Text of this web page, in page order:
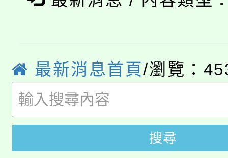
局官網。
8月14至27日，桃園電
開!
115年桃園市運動會8/
田徑場及游泳池舉行。
桃園市低收入戶享有免
視費優惠，中低收入戶
大園自造教育及科技
最新消息首頁/瀏覽：
搜尋